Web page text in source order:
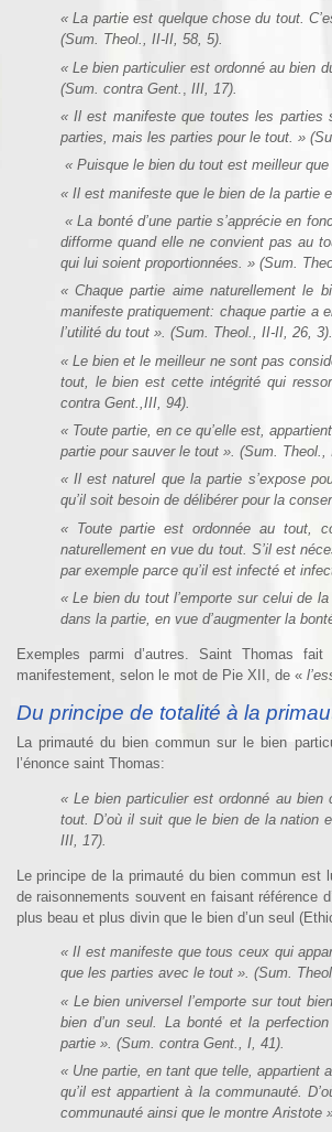
« La partie est quelque chose du tout.
(Sum. Theol., II-II, 58, 5).
« Le bien particulier est ordonné au bien
(Sum. contra Gent.
III, 17).
« Il est manifeste que toutes les parties
parties, mais les parties pour le tout. »
« Puisque le bien du tout est meilleur
« Il est manifeste que le bien de la partie
« La bonté d’une partie s’apprécie en
difforme quand elle ne convient pas au
qui lui soient proportionnées. » (Sum.
« Chaque partie aime naturellement le
manifeste pratiquement: chaque partie a
l’utilité du tout ». (Sum. Theol., II-II, 26, 3).
« Le bien et le meilleur ne sont pas
tout, le bien est cette intégrité qui
contra Gent.,III, 94).
« Toute partie, en ce qu’elle est,
partie pour sauver le tout ». (Sum. Theol.,
« Il est naturel que la partie s’expose
qu’il soit besoin de délibérer pour la
« Toute partie est ordonnée au tout,
naturellement en vue du tout. S’il est
par exemple parce qu’il est infecté et
« Le bien du tout l’emporte sur celui de
dans la partie, en vue d’augmenter la
Exemples parmi d’autres. Saint Thomas
manifestement, selon le mot de Pie XII, de «
Du principe de totalité à la
La primauté du bien commun sur le bien
l’énonce saint Thomas:
« Le bien particulier est ordonné au bien
tout. D’où il suit que le bien de la nation
III, 17).
Le principe de la primauté du bien commun
de raisonnements souvent en faisant référence
plus beau et plus divin que le bien d’un seul
« Il est manifeste que tous ceux qui
que les parties avec le tout ». (Sum.
« Le bien universel l’emporte sur tout
bien d’un seul. La bonté et la
partie ». (Sum. contra Gent., I, 41).
« Une partie, en tant que telle, appartient
qu’il est appartient à la communauté.
communauté ainsi que le montre Aristote